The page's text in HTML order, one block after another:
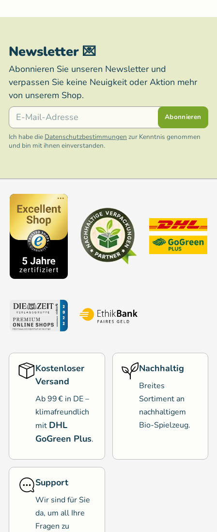
Newsletter 💌
Abonnieren Sie unseren Newsletter und
verpassen Sie keine Neuigkeit oder Aktion mehr
von unserem Shop.
E-Mail
Abonnieren
Ich habe die Datenschutzbestimmungen zur Kenntnis genommen
und bin mit ihnen einverstanden.
Kostenloser
Versand
Ab 99 € in DE –
klimafreundlich
mit DHL
GoGreen Plus.
Nachhaltig
Breites
Sortiment an
nachhaltigem
Bio-Spielzeug.
Support
Wir sind für Sie
da, um all Ihre
Fragen zu